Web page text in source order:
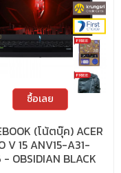
ซื้อเลย
(โน้ตบุ๊ค) ACER
V 15 ANV15-A31-
- OBSIDIAN BLACK